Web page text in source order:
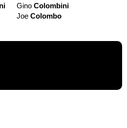
Gino Colombini
Joe Colombo